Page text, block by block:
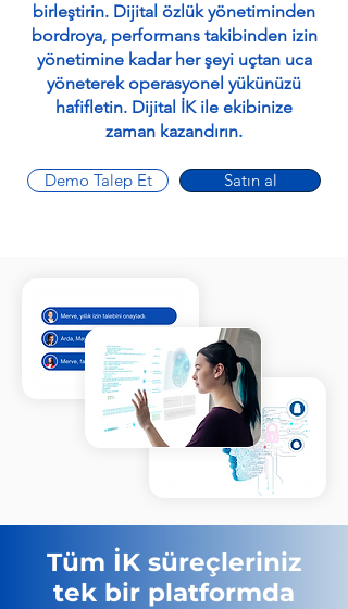
birleştirin. Dijital özlük yönetiminden
bordroya, performans takibinden izin
yönetimine kadar her şeyi uçtan uca
yöneterek operasyonel yükünüzü
hafifletin. Dijital İK ile ekibinize
zaman kazandırın.
Demo Talep Et Satın al
Tüm İK süreçleriniz
tek bir platformda